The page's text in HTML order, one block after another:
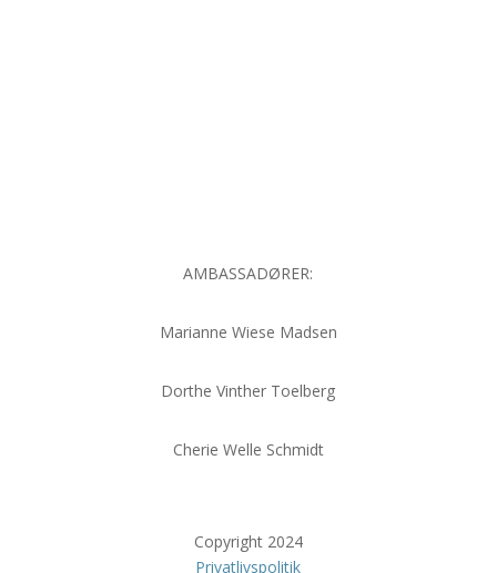
AMBASSADØRER:
Marianne Wiese Madsen
Dorthe Vinther Toelberg
Cherie Welle Schmidt
Copyright 2024
Privatlivspolitik